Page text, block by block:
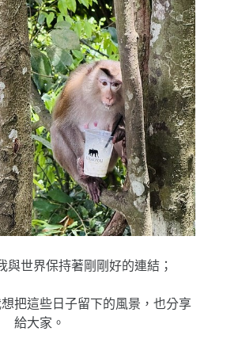
與世界保持著剛剛好的連結；
把這些日子留下的風景，也分享
給大家。